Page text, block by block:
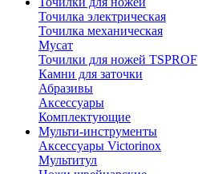
Точилка электрическая
Точилка механическая
Мусат
Точилки для ножей TSPROF
Камни для заточки
Абразивы
Аксессуары
Комплектующие
Мульти-инструменты
Аксессуары Victorinox
Мультитул